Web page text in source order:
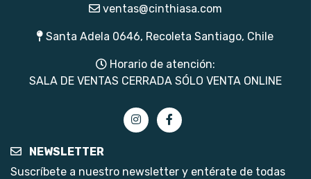
ventas@cinthiasa.com
Santa Adela 0646, Recoleta Santiago, Chile
Horario de atención:
SALA DE VENTAS CERRADA SÓLO VENTA ONLINE
NEWSLETTER
Suscríbete a nuestro newsletter y entérate de todas